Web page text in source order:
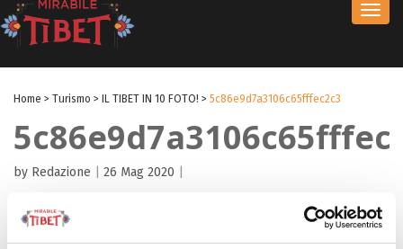
Home > Turismo > IL TIBET IN 10 FOTO! > 5c86e9d7a3106c65fffec2c3
by Redazione 26 Mag 2020